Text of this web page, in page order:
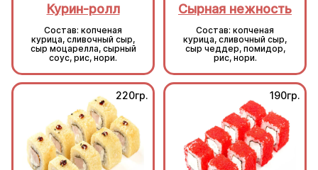
Курин-ролл
Состав: копченая
курица, сливочный сыр,
сыр моцарелла, сырный
соус, рис, нори.
Сырная нежность
Состав: копченая
курица, сливочный сыр,
сыр чеддер, помидор,
рис, нори.
220гр. 190гр.